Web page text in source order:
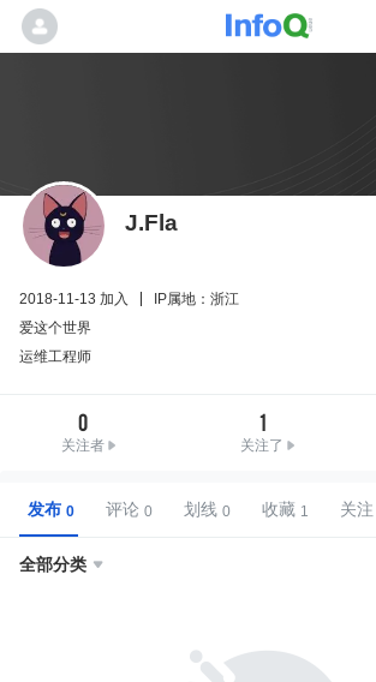
J.Fla
2018-11-13 加入
IP属地：浙江
爱这个世界
运维工程师
0
关注者
1
关注了
发布 评论 划线 收藏 关注
全部分类 